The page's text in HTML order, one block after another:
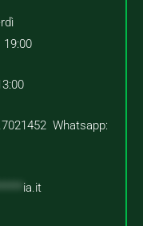
al Venerdì
19:00
Whatsapp:
ia.it